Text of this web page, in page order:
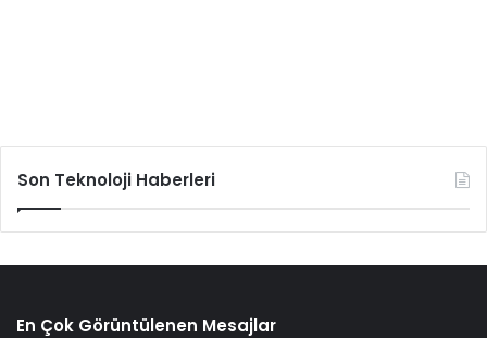
Son Teknoloji Haberleri
En Çok Görüntülenen Mesajlar